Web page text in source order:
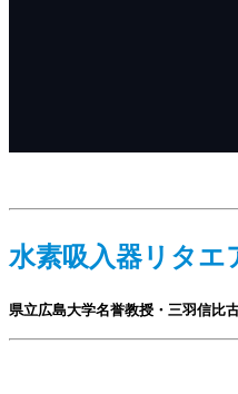
水素吸入器リタ
県立広島大学名誉教授・三羽信比